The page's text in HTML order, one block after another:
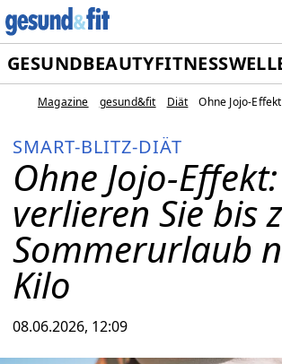
GESUNDBEAUTYFITNESS
Magazine gesund&fit Diät Ohne Jojo-
SMART-BLITZ-DIÄT
Ohne Jojo-
verlieren Sie bis
Sommerurlaub
Kilo
08.06.2026, 12:09